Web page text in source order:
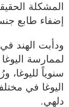
المشكلة
إضفاء طابع
ودأبت الهند
لممارسة
سنوياً
اليوغا في
دلهي.